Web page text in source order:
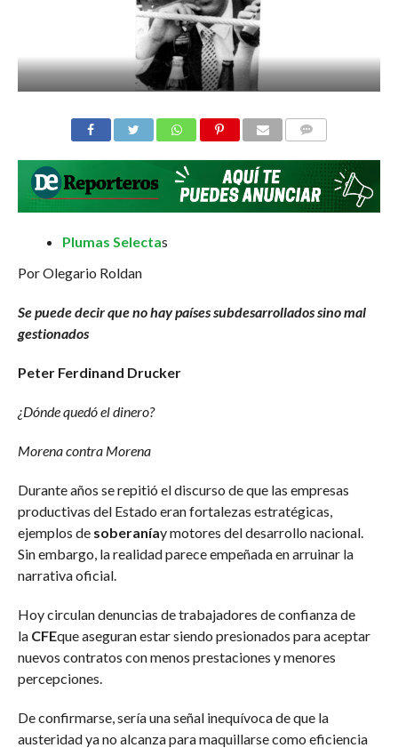
Plumas Selectas
Por Olegario Roldan
Se puede decir que no hay países subdesarrollados sino mal
gestionados
Peter Ferdinand Drucker
¿Dónde quedó el dinero?
Morena contra Morena
Durante años se repitió el discurso de que las empresas
productivas del Estado eran fortalezas estratégicas,
ejemplos de soberaníay motores del desarrollo nacional.
Sin embargo, la realidad parece empeñada en arruinar la
narrativa oficial.
Hoy circulan denuncias de trabajadores de confianza de
la CFEque aseguran estar siendo presionados para aceptar
nuevos contratos con menos prestaciones y menores
percepciones.
De confirmarse, sería una señal inequívoca de que la
austeridad ya no alcanza para maquillarse como eficiencia